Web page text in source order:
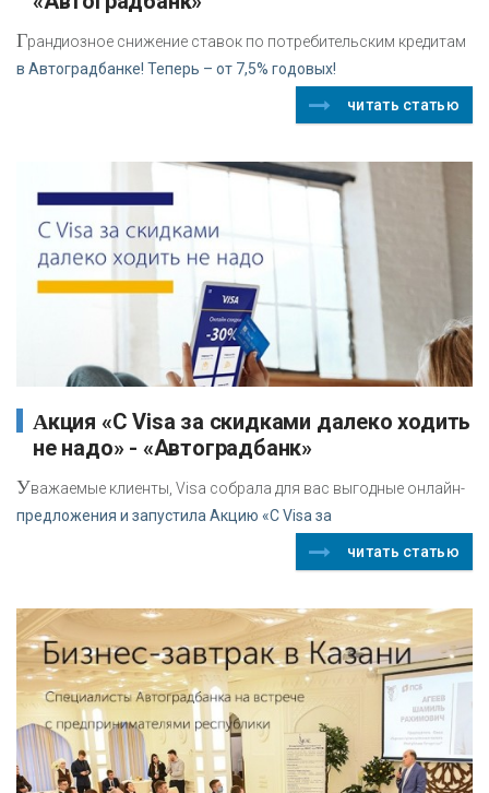
Грандиозное снижение ставок по потребительским кредитам
в Автоградбанке! Теперь – от 7,5% годовых!
читать статью
Акция «С Visa за скидками далеко ходить
не надо» - «Автоградбанк»
Уважаемые клиенты, Visa собрала для вас выгодные онлайн-
предложения и запустила Акцию «С Visa за
читать статью